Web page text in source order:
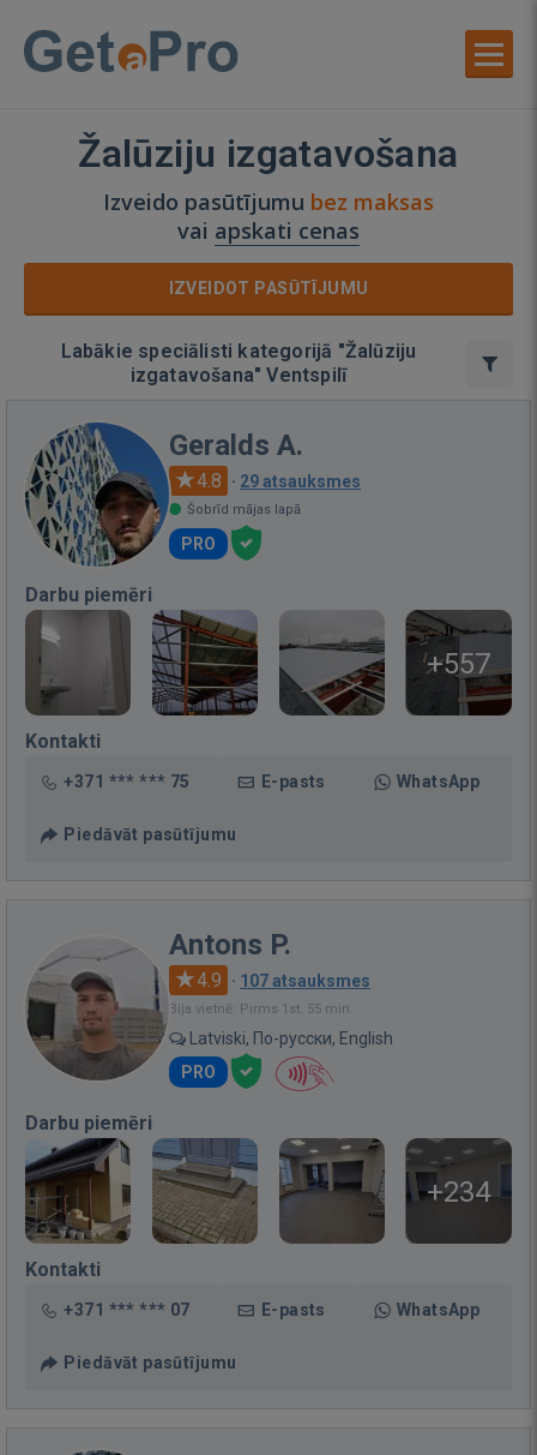
Žalūziju izgatavošana
Izveido pasūtījumu bez maksas
vai apskati cenas
IZVEIDOT PASŪTĪJUMU
Labākie speciālisti kategorijā "Žalūziju
izgatavošana" Ventspilī
Geralds A.
4.8 · 29 atsauksmes
Šobrīd mājas lapā
PRO
Darbu piemēri
+557
Kontakti
+371 *** *** 75 E-pasts WhatsApp
Piedāvāt pasūtījumu
Antons P.
4.9 · 107 atsauksmes
Bija vietnē: Pirms 1st. 55 min.
Latviski, По-русски, English
PRO
Darbu piemēri
+234
Kontakti
+371 *** *** 07 E-pasts WhatsApp
Piedāvāt pasūtījumu